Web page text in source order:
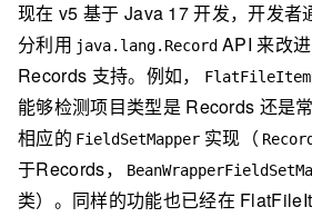
现在 v5 基于 Java 17 开发，开发者
分利用 java.lang.Record API 来改
Records 支持。例如，
能够检测项目类型是 Records 还是
相应的 FieldSetMapper 实现（
于Records，
类）。同样的功能也已经在